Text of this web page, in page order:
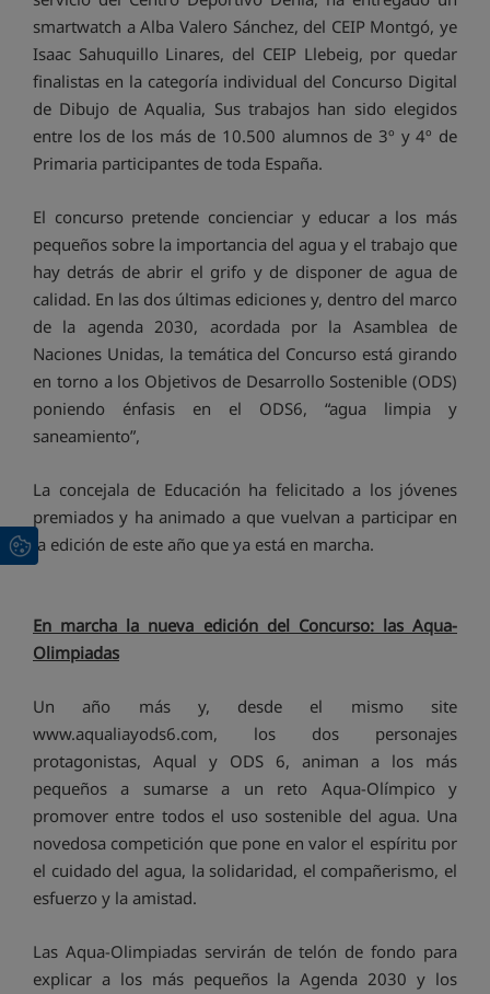
smartwatch a Alba Valero Sánchez, del CEIP Montgó, ye
Isaac Sahuquillo Linares, del CEIP Llebeig, por quedar
finalistas en la categoría individual del Concurso Digital
de Dibujo de Aqualia, Sus trabajos han sido elegidos
entre los de los más de 10.500 alumnos de 3º y 4º de
Primaria participantes de toda España.
El concurso pretende concienciar y educar a los más
pequeños sobre la importancia del agua y el trabajo que
hay detrás de abrir el grifo y de disponer de agua de
calidad. En las dos últimas ediciones y, dentro del marco
de la agenda 2030, acordada por la Asamblea de
Naciones Unidas, la temática del Concurso está girando
en torno a los Objetivos de Desarrollo Sostenible (ODS)
poniendo énfasis en el ODS6, “agua limpia y
saneamiento”,
La concejala de Educación ha felicitado a los jóvenes
premiados y ha animado a que vuelvan a participar en
la edición de este año que ya está en marcha.
En marcha la nueva edición del Concurso: las Aqua-
Olimpiadas
Un año más y, desde el mismo site
www.aqualiayods6.com, los dos personajes
protagonistas, Aqual y ODS 6, animan a los más
pequeños a sumarse a un reto Aqua-Olímpico y
promover entre todos el uso sostenible del agua. Una
novedosa competición que pone en valor el espíritu por
el cuidado del agua, la solidaridad, el compañerismo, el
esfuerzo y la amistad.
Las Aqua-Olimpiadas servirán de telón de fondo para
explicar a los más pequeños la Agenda 2030 y los